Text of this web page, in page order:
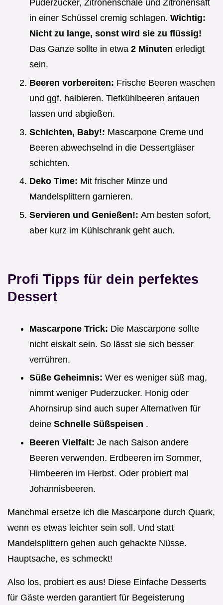
Puderzucker, Zitronenschale und Zitronensaft
in einer Schüssel cremig schlagen. Wichtig:
Nicht zu lange, sonst wird sie zu flüssig!
Das Ganze sollte in etwa 2 Minuten erledigt
sein.
Beeren vorbereiten: Frische Beeren waschen
und ggf. halbieren. Tiefkühlbeeren antauen
lassen und abgießen.
Schichten, Baby!: Mascarpone Creme und
Beeren abwechselnd in die Dessertgläser
schichten.
Deko Time: Mit frischer Minze und
Mandelsplittern garnieren.
Servieren und Genießen!: Am besten sofort,
aber kurz im Kühlschrank geht auch.
Profi Tipps für dein perfektes
Dessert
Mascarpone Trick: Die Mascarpone sollte
nicht eiskalt sein. So lässt sie sich besser
verrühren.
Süße Geheimnis: Wer es weniger süß mag,
nimmt weniger Puderzucker. Honig oder
Ahornsirup sind auch super Alternativen für
deine Schnelle Süßspeisen .
Beeren Vielfalt: Je nach Saison andere
Beeren verwenden. Erdbeeren im Sommer,
Himbeeren im Herbst. Oder probiert mal
Johannisbeeren.
Manchmal ersetze ich die Mascarpone durch Quark,
wenn es etwas leichter sein soll. Und statt
Mandelsplittern gehen auch gehackte Nüsse.
Hauptsache, es schmeckt!
Also los, probiert es aus! Diese Einfache Desserts
für Gäste werden garantiert für Begeisterung